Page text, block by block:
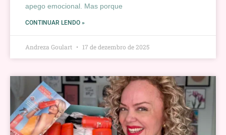
apego emocional. Mas porque
CONTINUAR LENDO »
Andreza Goulart 17 de dezembro de 2025